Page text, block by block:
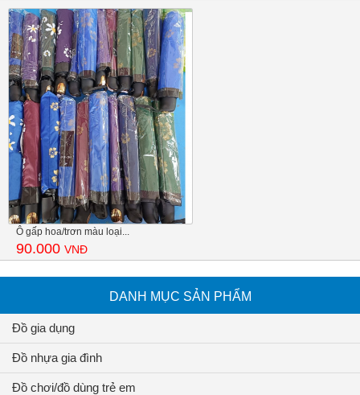
Ô gấp hoa/trơn màu loại...
90.000 VNĐ
DANH MỤC SẢN PHẨM
Đồ gia dụng
Đồ nhựa gia đình
Đồ chơi/đồ dùng trẻ em